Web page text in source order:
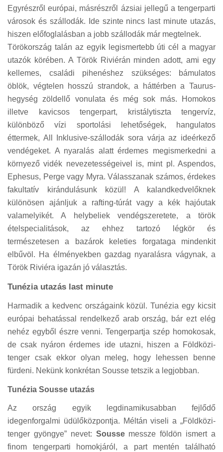
Egyrészről európai, másrészről ázsiai jellegű a tengerparti
városok és szállodák. Ide szinte nincs last minute utazás,
hiszen előfoglalásban a jobb szállodák már megtelnek.
Törökország talán az egyik legismertebb úti cél a magyar
utazók körében. A Török Riviérán minden adott, ami egy
kellemes, családi pihenéshez szükséges: bámulatos
öblök, végtelen hosszú strandok, a háttérben a Taurus-
hegység zöldellő vonulata és még sok más. Homokos
illetve kavicsos tengerpart, kristálytiszta tengervíz,
különböző vízi sportolási lehetőségek, hangulatos
éttermek, All Inklusive-szállodák sora várja az ideérkező
vendégeket. A nyaralás alatt érdemes megismerkedni a
környező vidék nevezetességeivel is, mint pl. Aspendos,
Ephesus, Perge vagy Myra. Válasszanak számos, érdekes
fakultatív kirándulásunk közül! A kalandkedvelőknek
különösen ajánljuk a rafting-túrát vagy a kék hajóutak
valamelyikét. A helybeliek vendégszeretete, a török
ételspecialitások, az ehhez tartozó légkör és
természetesen a bazárok keleties forgataga mindenkit
elbűvöl. Ha élményekben gazdag nyaralásra vágynak, a
Török Riviéra igazán jó választás.
Tunézia utazás last minute
Harmadik a kedvenc országaink közül. Tunézia egy kicsit
európai behatással rendelkező arab ország, bár ezt elég
nehéz egyből észre venni. Tengerpartja szép homokosak,
de csak nyáron érdemes ide utazni, hiszen a Földközi-
tenger csak ekkor olyan meleg, hogy lehessen benne
fürdeni. Nekünk konkrétan Sousse tetszik a legjobban.
Tunézia Sousse utazás
Az ország egyik legdinamikusabban fejlődő
idegenforgalmi üdülőközpontja. Méltán viseli a „Földközi-
tenger gyöngye” nevet: Soussemessze földön ismert a
finom tengerparti homokjáról, a part mentén található